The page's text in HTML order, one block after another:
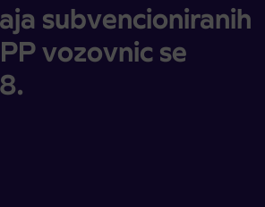
subvencioniranih
vozovnic se